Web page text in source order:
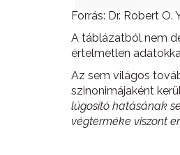
Forrás: Dr. Robert
A táblázatból nem
értelmetlen
Az sem világos
szinonimájaként
lúgosító hatásának
végterméke viszont